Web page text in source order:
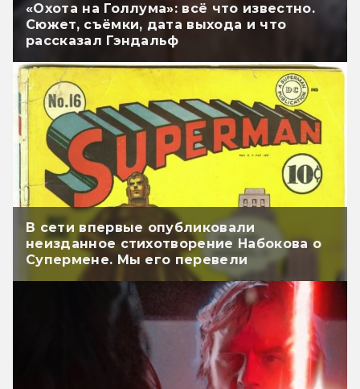
«Охота на Голлума»: всё что известно.
Сюжет, съёмки, дата выхода и что
рассказал Гэндальф
В сети впервые опубликовали
неизданное стихотворение Набокова о
Супермене. Мы его перевели